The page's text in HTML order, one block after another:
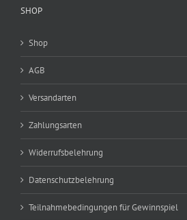
SHOP
Shop
AGB
Versandarten
Zahlungsarten
Widerrufsbelehrung
Datenschutzbelehrung
Teilnahmebedingungen für Gewinnspiel